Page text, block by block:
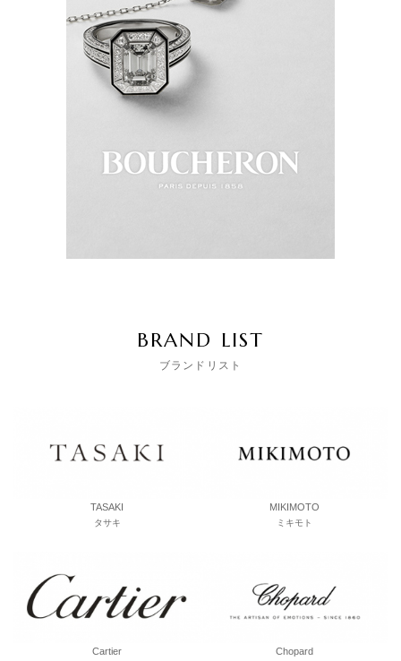
BRAND LIST
ブランドリスト
TASAKI
タサキ
MIKIMOTO
ミキモト
Cartier Chopard